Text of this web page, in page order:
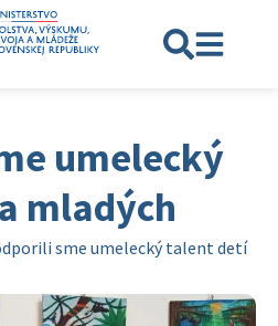
umelecký
mladých
sme umelecký talent detí